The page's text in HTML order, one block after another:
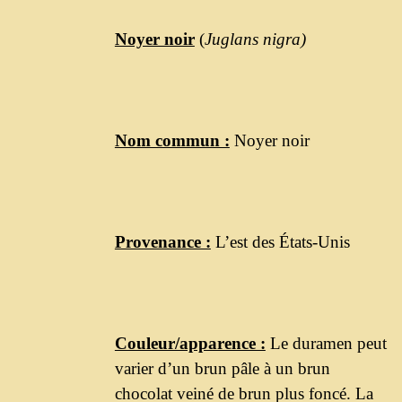
Noyer noir(Juglans nigra)
Nom commun : Noyer noir
Provenance : L’est des États-Unis
Couleur/apparence : Le duramen peut
varier d’un brun pâle à un brun
chocolat veiné de brun plus foncé. La